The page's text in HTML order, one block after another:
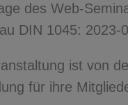
des Web-
DIN 1045: 2023-
ist von
für ihre